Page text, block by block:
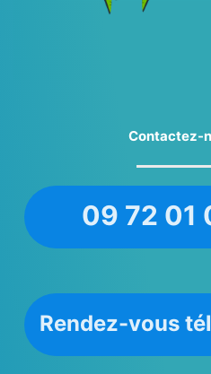
Contactez-
09 72 01
Rendez-vous